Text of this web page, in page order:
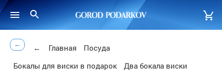
← ← Главная
Посуда
Бокалы для виски в подарок
Два бокала виски